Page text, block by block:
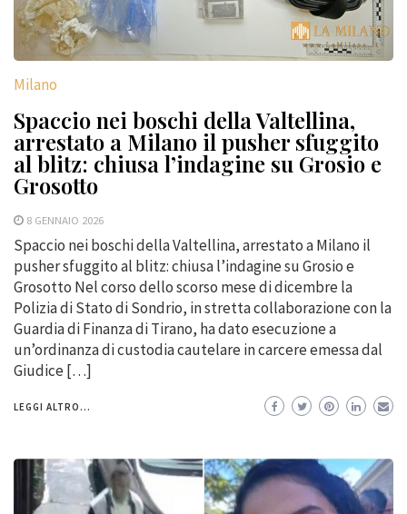
Milano
Spaccio nei boschi della Valtellina,
arrestato a Milano il pusher sfuggito
al blitz: chiusa l’indagine su Grosio e
Grosotto
8 GENNAIO 2026
Spaccio nei boschi della Valtellina, arrestato a Milano il
pusher sfuggito al blitz: chiusa l’indagine su Grosio e
Grosotto Nel corso dello scorso mese di dicembre la
Polizia di Stato di Sondrio, in stretta collaborazione con la
Guardia di Finanza di Tirano, ha dato esecuzione a
un’ordinanza di custodia cautelare in carcere emessa dal
Giudice […]
LEGGI ALTRO...